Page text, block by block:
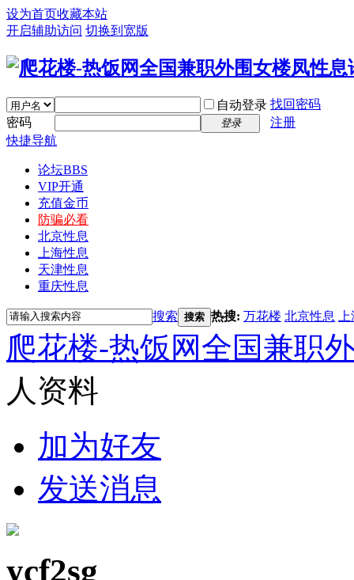
设为首页收藏本站
开启辅助访问 切换到宽版
自动登录 找回密码
密码
登录
注册
快捷导航
论坛BBS
VIP开通
充值金币
防骗必看
北京性息
上海性息
天津性息
重庆性息
搜索 搜索 热搜: 万花楼 北京性息
爬花楼-热饭网全国兼职
人资料
加为好友
发送消息
ycf2sg